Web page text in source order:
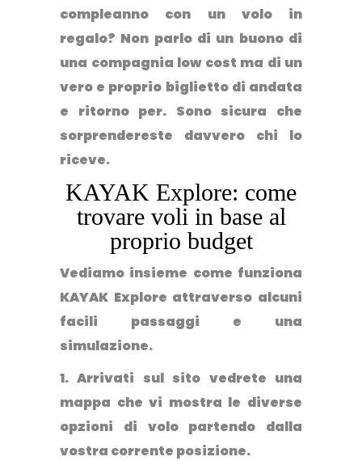
compleanno con un volo in
regalo? Non parlo di un buono di
una compagnia low cost ma di un
vero e proprio biglietto di andata
e ritorno per. Sono sicura che
sorprendereste davvero chi lo
riceve.
KAYAK Explore: come
trovare voli in base al
proprio budget
Vediamo insieme come funziona
KAYAK Explore attraverso alcuni
facili passaggi e una
simulazione.
1. Arrivati sul sito vedrete una
mappa che vi mostra le diverse
opzioni di volo partendo dalla
vostra corrente posizione.